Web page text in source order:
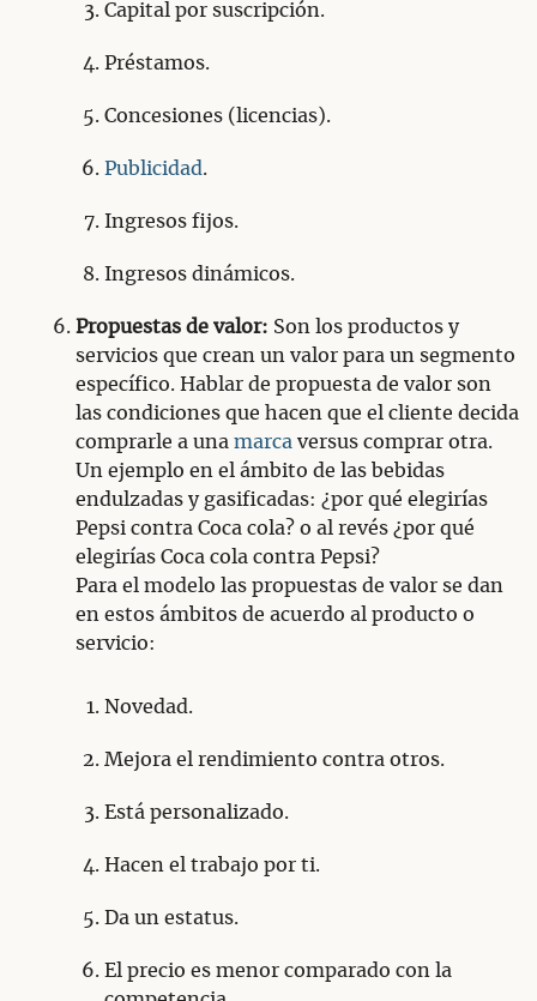
Capital por suscripción.
Préstamos.
Concesiones (licencias).
Publicidad.
Ingresos fijos.
Ingresos dinámicos.
Propuestas de valor: Son los productos y
servicios que crean un valor para un segmento
específico. Hablar de propuesta de valor son
las condiciones que hacen que el cliente decida
comprarle a una marca versus comprar otra.
Un ejemplo en el ámbito de las bebidas
endulzadas y gasificadas: ¿por qué elegirías
Pepsi contra Coca cola? o al revés ¿por qué
elegirías Coca cola contra Pepsi?
Para el modelo las propuestas de valor se dan
en estos ámbitos de acuerdo al producto o
servicio:
Novedad.
Mejora el rendimiento contra otros.
Está personalizado.
Hacen el trabajo por ti.
Da un estatus.
El precio es menor comparado con la